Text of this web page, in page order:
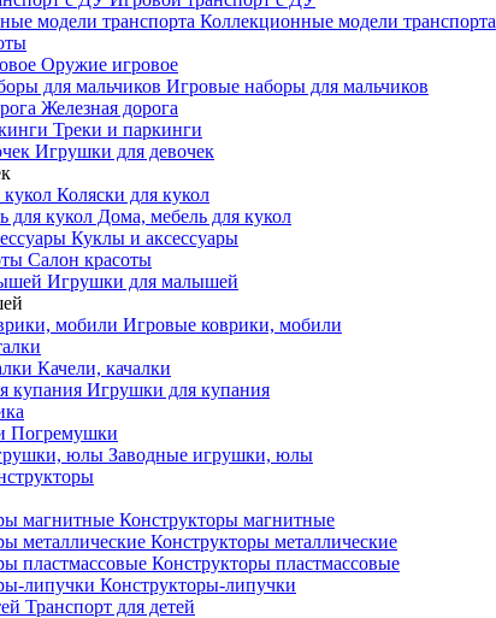
Коллекционные модели транспорта
Оружие игровое
Игровые наборы для мальчиков
Железная дорога
Треки и паркинги
Игрушки для девочек
Коляски для кукол
Дома, мебель для кукол
Куклы и аксессуары
Салон красоты
Игрушки для малышей
Игровые коврики, мобили
Качели, качалки
Игрушки для купания
Погремушки
Заводные игрушки, юлы
Конструкторы магнитные
Конструкторы металлические
Конструкторы пластмассовые
Конструкторы-липучки
Транспорт для детей